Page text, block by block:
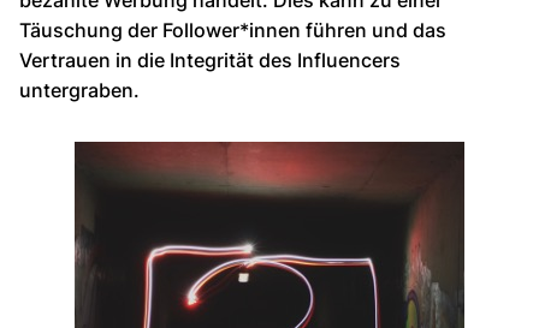
Täuschung der Follower*innen führen und das
Vertrauen in die Integrität des Influencers
untergraben.